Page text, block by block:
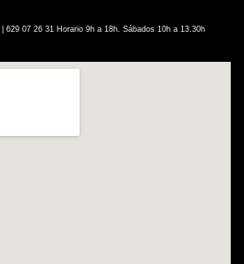
| 629 07 26 31 Horario 9h a 18h. Sábados 10h a 13.30h